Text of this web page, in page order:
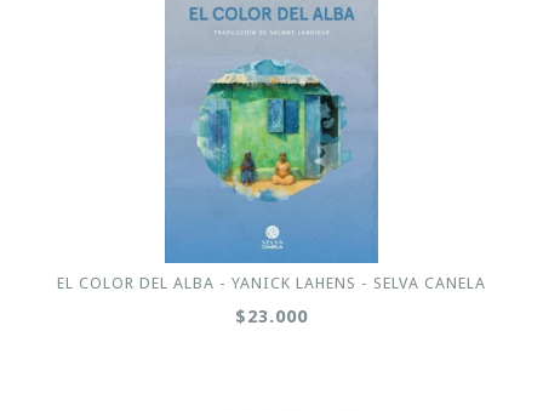
EL COLOR DEL ALBA - YANICK LAHENS - SELVA CANELA
$23.000